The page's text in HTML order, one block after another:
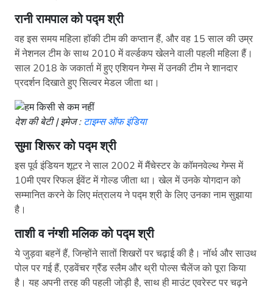
रानी रामपाल को पद्म श्री
वह इस समय महिला हॉकी टीम की कप्तान हैं, और वह 15 साल की उम्र
में नेशनल टीम के साथ 2010 में वर्ल्डकप खेलने वाली पहली महिला हैं।
साल 2018 के जकार्ता में हुए एशियन गेम्स में उनकी टीम ने शानदार
प्रदर्शन दिखाते हुए सिल्वर मेडल जीता था।
देश की बेटी | इमेज : टाइम्स ऑफ इंडिया
सुमा शिरूर को पद्म श्री
इस पूर्व इंडियन शूटर ने साल 2002 में मैंचेस्टर के कॉमनवेल्थ गेम्स में
10मी एयर रिफल ईवेंट में गोल्ड जीता था। खेल में उनके योगदान को
सम्मानित करने के लिए मंत्रालय ने पद्म श्री के लिए उनका नाम सुझाया
है।
ताशी व नंग्शी मलिक को पद्म श्री
ये जुड़वा बहनें हैं, जिन्होंने सातों शिखरों पर चढ़ाई की है। नॉर्थ और साउथ
पोल पर गई हैं, एडवेंचर ग्रैंड स्लैम और थ्री पोल्स चैलेंज को पूरा किया
है। यह अपनी तरह की पहली जोड़ी है, साथ ही माउंट एवरेस्ट पर चढ़ने